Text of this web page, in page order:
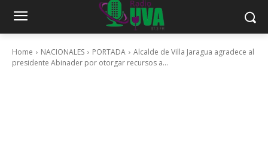
Home NACIONALES PORTADA
Alcalde de Villa Jaragua agradece al
presidente Abinader por otorgar recursos a...